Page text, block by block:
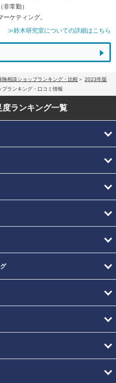
常勤）
ケティング。
≫鈴木研究室についての詳細はこちら
険相談ショップランキング・比較
2023年版
ランキング・口コミ情報
度ランキング一覧